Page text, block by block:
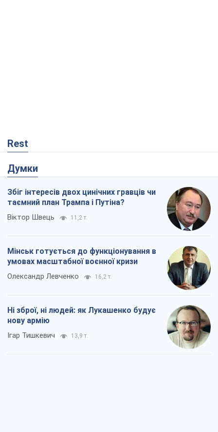
Rest
Думки
Збіг інтересів двох цинічних гравців чи
таємний план Трампа і Путіна?
Віктор Швець 11,2 т.
Мінськ готується до функціонування в
умовах масштабної воєнної кризи
Олександр Левченко 16,2 т.
Ні зброї, ні людей: як Лукашенко будує
нову армію
Ігар Тишкевич 13,9 т.